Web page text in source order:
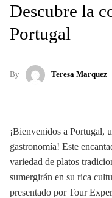
Descubre la
Portugal
By Teresa Marquez
¡Bienvenidos a Portugal,
gastronomía! Este
variedad de platos
sumergirán en su rica
presentado por Tour